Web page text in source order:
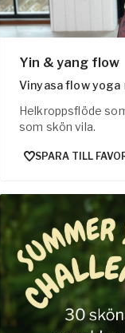
Yin & yang flow
Vinyasa flow yoga
Helkroppsflöde
som skön vila.
SPARA TILL